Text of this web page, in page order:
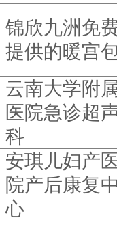
锦欣九洲免
提供的暖宫
云南大学附
医院急诊超
科
安琪儿妇产
院产后康复
心